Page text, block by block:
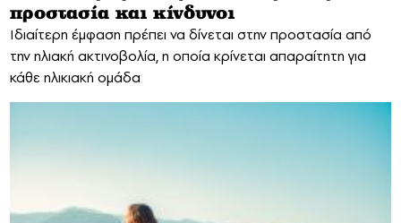
προστασία και κίνδυνοι
Ιδιαίτερη έμφαση πρέπει να δίνεται στην προστασία από
την ηλιακή ακτινοβολία, η οποία κρίνεται απαραίτητη για
κάθε ηλικιακή ομάδα